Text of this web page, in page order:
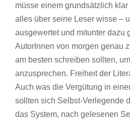
müsse einem grundsätzlich
alles über seine Leser wisse –
ausgewertet und mitunter dazu
AutorInnen von morgen genau
am besten schreiben sollten,
anzusprechen. Freiheit der
Auch was die Vergütung in
sollten sich Selbst-Verlegende
das System, nach gelesenen